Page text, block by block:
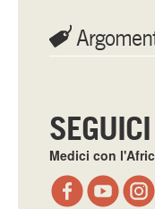
SEGUICI
Medici con